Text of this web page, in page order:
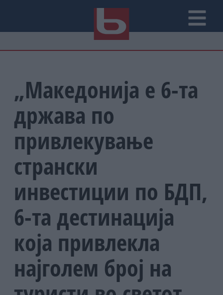
„Македонија е 6-та
држава по
привлекување
странски
инвестиции по БДП,
6-та дестинација
која привлекла
најголем број на